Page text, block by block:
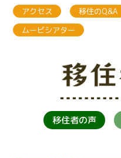
アクセス 移住のQ&A
ムービシアター
移住者の声